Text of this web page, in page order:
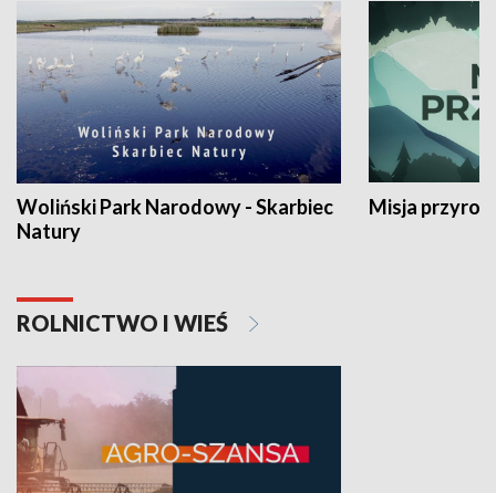
Woliński Park Narodowy - Skarbiec
Natury
Misja
ROLNICTWO I WIEŚ